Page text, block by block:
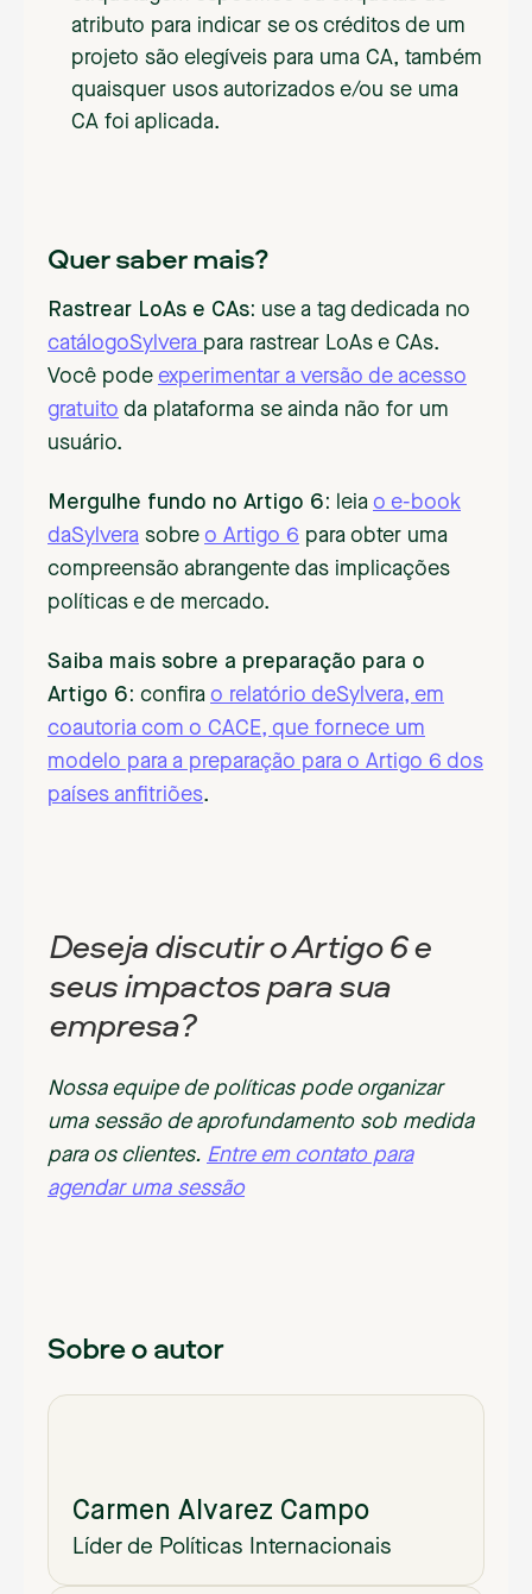
atributo para indicar se os créditos de um
projeto são elegíveis para uma CA, também
quaisquer usos autorizados e/ou se uma
CA foi aplicada.
Quer saber mais?
Rastrear LoAs e CAs: use a tag dedicada no
catálogoSylvera para rastrear LoAs e CAs.
Você pode experimentar a versão de acesso
gratuito da plataforma se ainda não for um
usuário.
Mergulhe fundo no Artigo 6: leia o e-book
daSylvera sobre o Artigo 6 para obter uma
compreensão abrangente das implicações
políticas e de mercado.
Saiba mais sobre a preparação para o
Artigo 6: confira o relatório deSylvera, em
coautoria com o CACE, que fornece um
modelo para a preparação para o Artigo 6 dos
países anfitriões.
Deseja discutir o Artigo 6 e
seus impactos para sua
empresa?
Nossa equipe de políticas pode organizar
uma sessão de aprofundamento sob medida
para os clientes. Entre em contato para
agendar uma sessão
Sobre o autor
Carmen Alvarez Campo
Líder de Políticas Internacionais